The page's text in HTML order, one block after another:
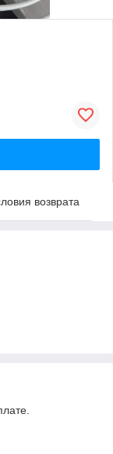
возврата